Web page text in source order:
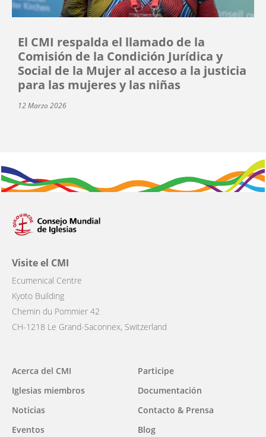
El CMI respalda el llamado de la
Comisión de la Condición Jurídica y
Social de la Mujer al acceso a la justicia
para las mujeres y las niñas
12 Marzo 2026
Visite el CMI
Ecumenical Centre
Kyoto Building
Chemin du Pommier 42
CH-1218 Le Grand-Saconnex, Switzerland
Main
navigation
Acerca del CMI
Iglesias miembros
Noticias
Eventos
Participe
Documentación
Contacto & Prensa
Blog